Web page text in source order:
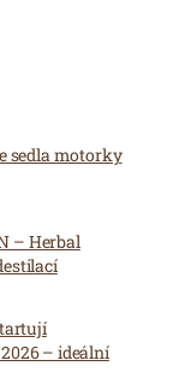
sedla motorky
– Herbal
– ideální